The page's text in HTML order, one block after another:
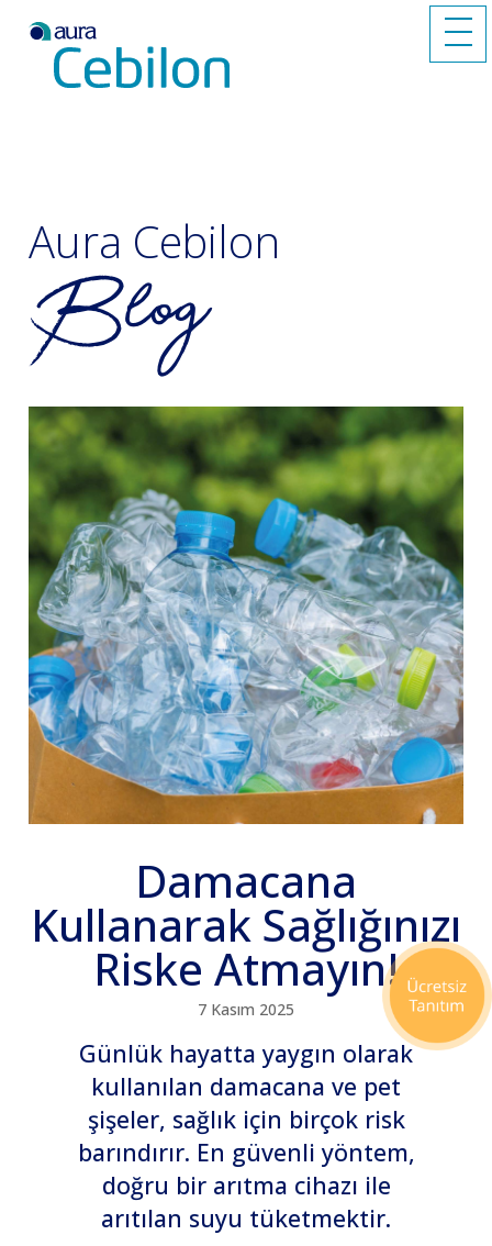
Aura Cebilon
Damacana
Kullanarak Sağlığınızı
Riske Atmayın!
7 Kasım 2025
Günlük hayatta yaygın olarak
kullanılan damacana ve pet
şişeler, sağlık için birçok risk
barındırır. En güvenli yöntem,
doğru bir arıtma cihazı ile
arıtılan suyu tüketmektir.